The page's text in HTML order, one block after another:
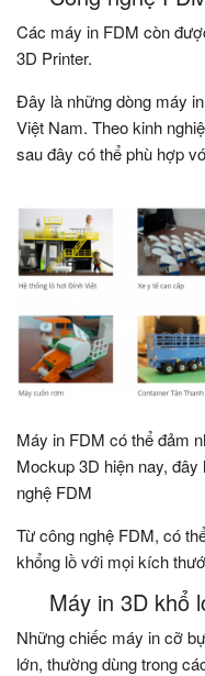
Các máy in FDM còn
3D Printer.
Đây là những dòng máy
Việt Nam. Theo kinh
sau đây có thể phù hợp
Máy in FDM có thể đảm
Mockup 3D hiện nay,
nghệ FDM
Từ công nghệ FDM, có
khổng lồ với mọi kích
Máy in 3D khổ
Những chiếc máy in cỡ
lớn, thường dùng trong